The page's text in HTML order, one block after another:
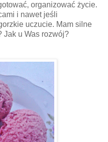
organizować życie.
i nawet jeśli
uczucie. Mam silne
Jak u Was rozwój?